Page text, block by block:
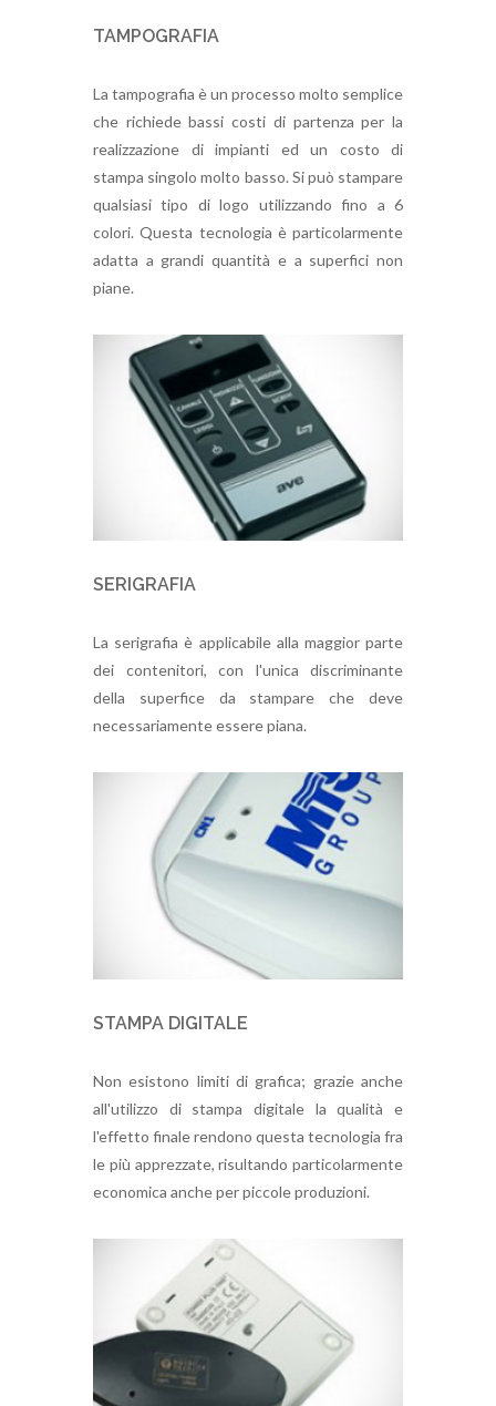
TAMPOGRAFIA
La tampografia è un processo molto semplice
che richiede bassi costi di partenza per la
realizzazione di impianti ed un costo di
stampa singolo molto basso. Si può stampare
qualsiasi tipo di logo utilizzando fino a 6
colori. Questa tecnologia è particolarmente
adatta a grandi quantità e a superfici non
piane.
SERIGRAFIA
La serigrafia è applicabile alla maggior parte
dei contenitori, con l'unica discriminante
della superfice da stampare che deve
necessariamente essere piana.
STAMPA DIGITALE
Non esistono limiti di grafica; grazie anche
all'utilizzo di stampa digitale la qualità e
l'effetto finale rendono questa tecnologia fra
le più apprezzate, risultando particolarmente
economica anche per piccole produzioni.